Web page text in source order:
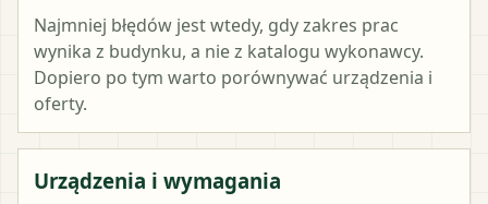
Najmniej błędów jest wtedy, gdy zakres prac
wynika z budynku, a nie z katalogu wykonawcy.
Dopiero po tym warto porównywać urządzenia i
oferty.
Urządzenia i wymagania